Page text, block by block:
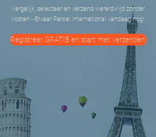
Vergelijk, selecteer en verzend wereldwijd zonder
kosten - Ervaar Parcel International vandaag nog!
Registreer GRATIS en start met verzenden!